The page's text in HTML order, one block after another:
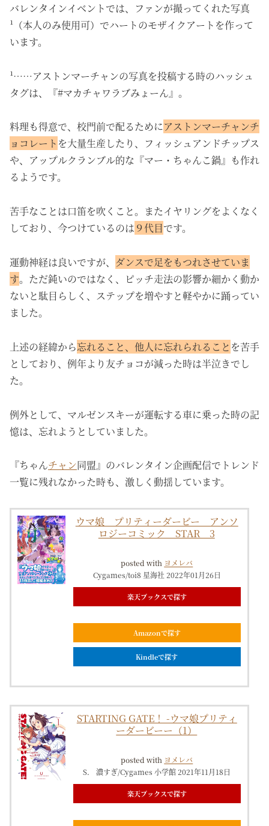
バレンタインイベントでは、ファンが撮ってくれた写真
¹（本人のみ使用可）でハートのモザイクアートを作って
います。
¹……アストンマーチャンの写真を投稿する時のハッシュ
タグは、『#マカチャワラブみょーん』。
料理も得意で、校門前で配るためにアストンマーチャンチ
ョコレート を大量生産したり、フィッシュアンドチップス
や、アップルクランブル的な『マー・ちゃんこ鍋』も作れ
るようです。
苦手なことは口笛を吹くこと。またイヤリングをよくなく
しており、今つけているのは ９代目です。
運動神経は良いですが、 ダンスで足をもつれさせていま
す。ただ鈍いのではなく、ピッチ走法の影響か細かく動か
ないと駄目らしく、ステップを増やすと軽やかに踊ってい
ました。
上述の経緯から忘れること、他人に忘れられること を苦手
としており、例年より友チョコが減った時は半泣きでし
た。
例外として、マルゼンスキーが運転する車に乗った時の記
憶は、忘れようとしていました。
『ちゃんチャン同盟』のバレンタイン企画配信でトレンド
一覧に残れなかった時も、激しく動揺しています。
ウマ娘 プリティーダービー アンソ
ロジーコミック STAR 3
posted with ヨメレバ
Cygames/toi8 星海社 2022年01月26日
楽天ブックスで探す
Amazonで探す
Kindleで探す
STARTING GATE！ -ウマ娘プリティ
ーダービーー（1）
posted with ヨメレバ
S． 濃すぎ/Cygames 小学館 2021年11月18日
楽天ブックスで探す